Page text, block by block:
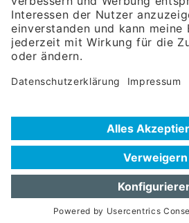
Tel:+49 180 5949260
(Festnetz 14 ct/min, Mobil max. 42 ct/min)
Hotline
Datenschutzerklärung
Nutzungsbedingungen
Häufig gestellte Fragen (FAQ)